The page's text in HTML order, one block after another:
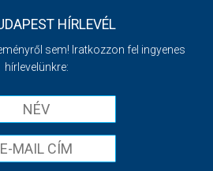
HÍRLEVÉL
sem! Iratkozzon fel ingyenes
hírlevelünkre: